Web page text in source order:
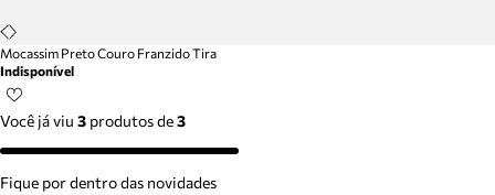
Mocassim Preto Couro Franzido Tira
Indisponível
Você já viu 3 produtosde3
Fique por dentro das novidades